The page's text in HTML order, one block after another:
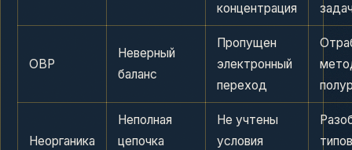
концентрация
ОВР
Неверный
баланс
Пропущен
электронный
переход
Неорганика
Неполная
цепочка
Не учтены
условия